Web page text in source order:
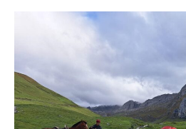
BLANCA
&
EXPEDICIONES
EN